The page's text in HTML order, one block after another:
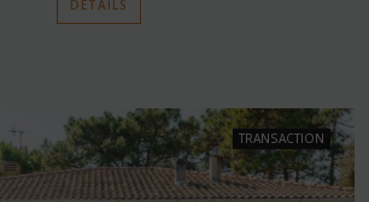
DÉTAILS
TRANSACTION